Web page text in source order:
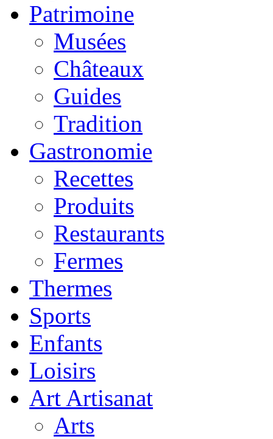
Patrimoine
Musées
Châteaux
Guides
Tradition
Gastronomie
Recettes
Produits
Restaurants
Fermes
Thermes
Sports
Enfants
Loisirs
Art Artisanat
Arts